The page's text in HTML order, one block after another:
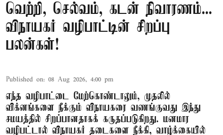
வெற்றி, செல்வம், கடன் நிவாரணம்...
விநாயகர் வழிபாட்டின் சிறப்பு
பலன்கள்!
Published on: 08 Aug 2026, 4:00 pm
எந்த வழிபாட்டை மேற்கொண்டாலும், முதலில்
விக்னங்களை நீக்கும் விநாயகரை வணங்குவது இந்து
சமயத்தில் சிறப்பானதாகக் கருதப்படுகிறது. மனமார
வழிபட்டால் விநாயகர் தடைகளை நீக்கி, வாழ்க்கையில்